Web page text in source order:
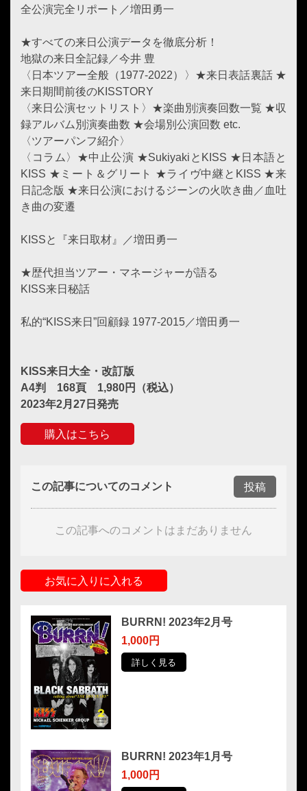
全公演完全リポート／増田勇一
★すべての来日公演データを徹底分析！
地獄の来日全記録／今井 豊
〈日本ツアー全般（1977-2022）〉★来日表話裏話 ★
来日期間前後のKISSTORY
〈来日公演セットリスト〉★楽曲別演奏回数一覧 ★収
録アルバム別演奏曲数 ★会場別公演回数 etc.
〈ツアーパンフ紹介〉
〈コラム〉★中止公演 ★SukiyakiとKISS ★日本語と
KISS ★ミート＆グリート ★ライヴ中継とKISS ★来
日記念版 ★来日公演におけるジーンの火吹き曲／血吐
き曲の変遷
KISSと『来日取材』／増田勇一
★歴代担当ツアー・マネージャーが語る
KISS来日秘話
私的“KISS来日”回顧録 1977-2015／増田勇一
KISS来日大全・改訂版
A4判 168頁 1,980円（税込）
2023年2月27日発売
購入はこちら
この記事についてのコメント 投稿
この記事へのコメントはまだありません
お気に入りに入れる
BURRN! 2023年2月号
1,000円
詳しく見る
BURRN! 2023年1月号
1,000円